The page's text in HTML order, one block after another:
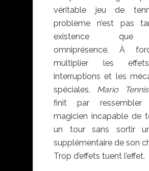
véritable jeu de
problème n’est pas
existence que
omniprésence. À
multiplier les
interruptions et les
spéciales, Mario
finit par
magicien incapable de
un tour sans sortir
supplémentaire de son
Trop d’effets tuent l’effet.